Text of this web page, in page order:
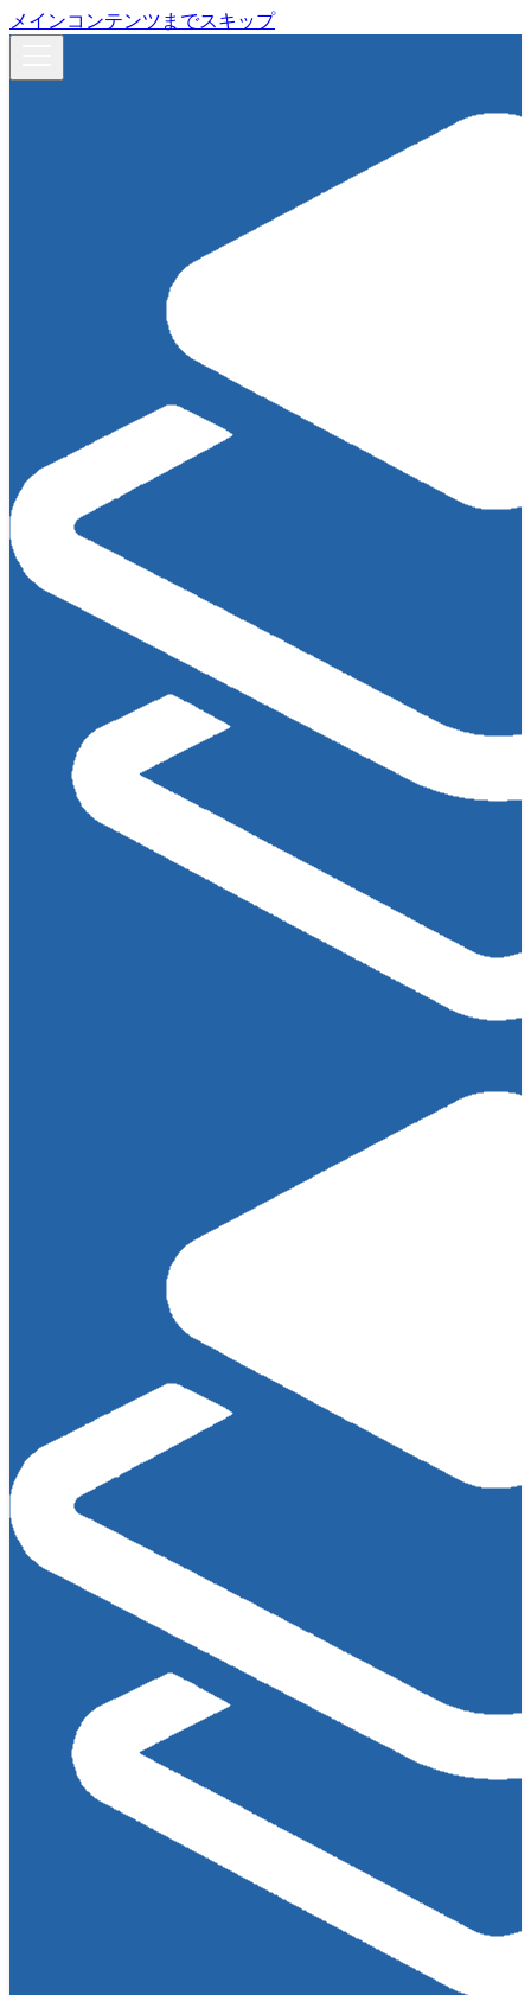
メインコンテンツまでスキップ